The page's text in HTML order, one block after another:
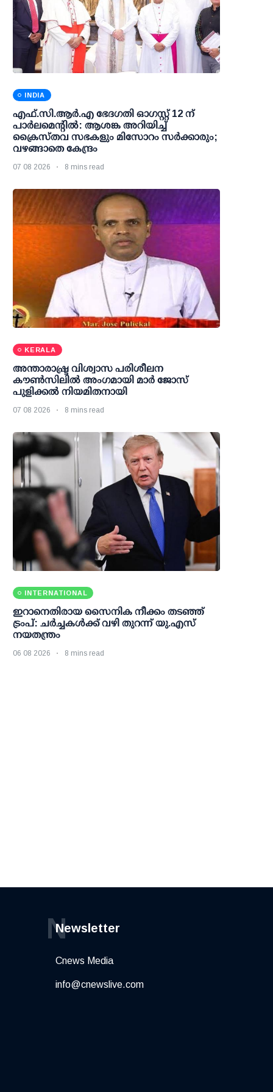
INDIA
എഫ്.സി.ആര്‍.എ ഭേദഗതി ഓഗസ്റ്റ് 12 ന്
പാര്‍ലമെന്റില്‍: ആശങ്ക അറിയിച്ച്
ക്രൈസ്തവ സഭകളും മിസോറം സര്‍ക്കാരും;
വഴങ്ങാതെ കേന്ദ്രം
07 08 2026 8 mins read
KERALA
അന്താരാഷ്ട്ര വിശ്വാസ പരിശീലന
കൗണ്‍സിലില്‍ അംഗമായി മാര്‍ ജോസ്
പുളിക്കല്‍ നിയമിതനായി
07 08 2026 8 mins read
INTERNATIONAL
ഇറാനെതിരായ സൈനിക നീക്കം തടഞ്ഞ്
ട്രംപ്: ചര്‍ച്ചകള്‍ക്ക് വഴി തുറന്ന് യു.എസ്
നയതന്ത്രം
06 08 2026 8 mins read
Newsletter
N
Cnews Media
info@cnewslive.com